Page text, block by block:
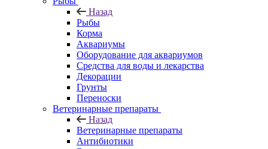
Назад
Рыбы
Корма
Аквариумы
Оборудование для аквариумов
Средства для воды и лекарства
Декорации
Грунты
Переноски
Ветеринарные препараты
Назад
Ветеринарные препараты
Антибиотики